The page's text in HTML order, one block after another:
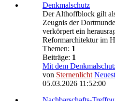
Denkmalschutz
Der Althoffblock gilt
Zeugnis der
verkörpert ein
Reformarchitektur im
Themen: 1
Beiträge: 1
Mit dem
von Sternenlicht
05.03.2026 11:52:00